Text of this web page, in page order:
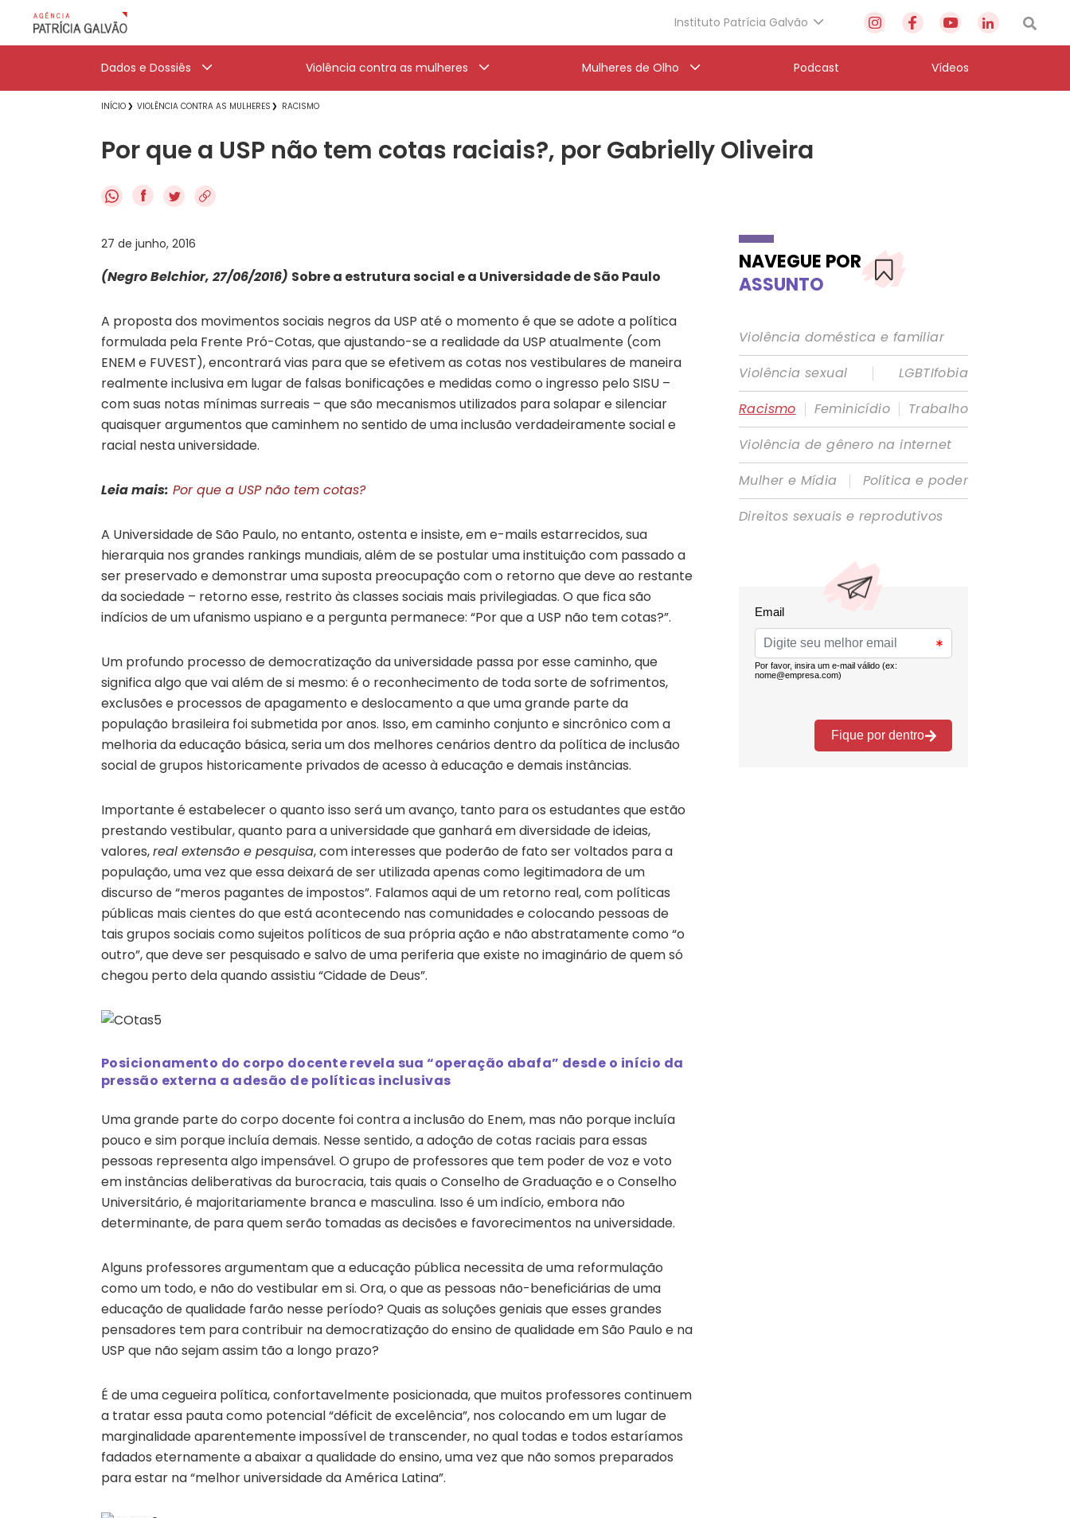
Instituto Patrícia Galvão
Dados e Dossiês Violência contra as mulheres Mulheres de Olho Podcast Vídeos
INÍCIO VIOLÊNCIA CONTRA AS MULHERES RACISMO
Por que a USP não tem cotas raciais?, por Gabrielly Oliveira
f
27 de junho, 2016
(Negro Belchior, 27/06/2016) Sobre a estrutura social e a Universidade de São Paulo
A proposta dos movimentos sociais negros da USP até o momento é que se adote a política
formulada pela Frente Pró-Cotas, que ajustando-se a realidade da USP atualmente (com
ENEM e FUVEST), encontrará vias para que se efetivem as cotas nos vestibulares de maneira
realmente inclusiva em lugar de falsas bonificações e medidas como o ingresso pelo SISU –
com suas notas mínimas surreais – que são mecanismos utilizados para solapar e silenciar
quaisquer argumentos que caminhem no sentido de uma inclusão verdadeiramente social e
racial nesta universidade.
Leia mais: Por que a USP não tem cotas?
A Universidade de São Paulo, no entanto, ostenta e insiste, em e-mails estarrecidos, sua
hierarquia nos grandes rankings mundiais, além de se postular uma instituição com passado a
ser preservado e demonstrar uma suposta preocupação com o retorno que deve ao restante
da sociedade – retorno esse, restrito às classes sociais mais privilegiadas. O que fica são
indícios de um ufanismo uspiano e a pergunta permanece: “Por que a USP não tem cotas?”.
Um profundo processo de democratização da universidade passa por esse caminho, que
significa algo que vai além de si mesmo: é o reconhecimento de toda sorte de sofrimentos,
exclusões e processos de apagamento e deslocamento a que uma grande parte da
população brasileira foi submetida por anos. Isso, em caminho conjunto e sincrônico com a
melhoria da educação básica, seria um dos melhores cenários dentro da política de inclusão
social de grupos historicamente privados de acesso à educação e demais instâncias.
Importante é estabelecer o quanto isso será um avanço, tanto para os estudantes que estão
prestando vestibular, quanto para a universidade que ganhará em diversidade de ideias,
valores,real extensão e pesquisa, com interesses que poderão de fato ser voltados para a
população, uma vez que essa deixará de ser utilizada apenas como legitimadora de um
discurso de “meros pagantes de impostos”. Falamos aqui de um retorno real, com políticas
públicas mais cientes do que está acontecendo nas comunidades e colocando pessoas de
tais grupos sociais como sujeitos políticos de sua própria ação e não abstratamente como “o
outro”, que deve ser pesquisado e salvo de uma periferia que existe no imaginário de quem só
chegou perto dela quando assistiu “Cidade de Deus”.
Posicionamento do corpo docente revela sua “operação abafa” desde o início da
pressão externa a adesão de políticas inclusivas
Uma grande parte do corpo docente foi contra a inclusão do Enem, mas não porque incluía
pouco e sim porque incluía demais. Nesse sentido, a adoção de cotas raciais para essas
pessoas representa algo impensável. O grupo de professores que tem poder de voz e voto
em instâncias deliberativas da burocracia, tais quais o Conselho de Graduação e o Conselho
Universitário, é majoritariamente branca e masculina. Isso é um indício, embora não
determinante, de para quem serão tomadas as decisões e favorecimentos na universidade.
Alguns professores argumentam que a educação pública necessita de uma reformulação
como um todo, e não do vestibular em si. Ora, o que as pessoas não-beneficiárias de uma
educação de qualidade farão nesse período? Quais as soluções geniais que esses grandes
pensadores tem para contribuir na democratização do ensino de qualidade em São Paulo e na
USP que não sejam assim tão a longo prazo?
É de uma cegueira política, confortavelmente posicionada, que muitos professores continuem
a tratar essa pauta como potencial “déficit de excelência”, nos colocando em um lugar de
marginalidade aparentemente impossível de transcender, no qual todas e todos estaríamos
fadados eternamente a abaixar a qualidade do ensino, uma vez que não somos preparados
para estar na “melhor universidade da América Latina”.
NAVEGUE POR
ASSUNTO
Violência doméstica e familiar
Violência sexual
|
LGBTIfobia
Racismo | Feminicídio | Trabalho
Violência de gênero na internet
Mulher e Mídia
|
Política e poder
Direitos sexuais e reprodutivos